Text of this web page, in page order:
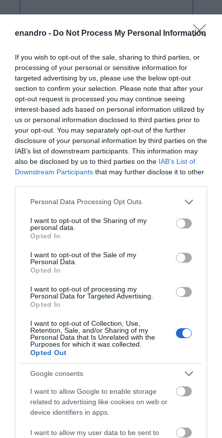
enandro - Do Not Process My Personal Information
If you wish to opt-out of the sale, sharing to third parties, or
processing of your personal or sensitive information for
targeted advertising by us, please use the below opt-out
section to confirm your selection. Please note that after your
opt-out request is processed you may continue seeing
interest-based ads based on personal information utilized by
us or personal information disclosed to third parties prior to
your opt-out. You may separately opt-out of the further
disclosure of your personal information by third parties on the
IAB’s list of downstream participants. This information may
also be disclosed by us to third parties on the IAB’s List of
Downstream Participants that may further disclose it to other
Please note that this website/app uses one or more Google
not limited to your visit or usage behaviour. You may click to
grant or deny consent to Google and its third-party tags to
use your data for below specified purposes in below Google
consent section.
Personal Data Processing Opt Outs
I want to opt-out of the Sharing of my
personal data.
Opted In
I want to opt-out of the Sale of my
Personal Data.
Opted In
I want to opt-out of processing my
Personal Data for Targeted Advertising.
Opted In
I want to opt-out of Collection, Use,
Retention, Sale, and/or Sharing of my
Personal Data that Is Unrelated with the
Purposes for which it was collected.
Opted Out
Google consents
I want to allow Google to enable storage
related to advertising like cookies on web or
device identifiers in apps.
I want to allow my user data to be sent to
Προτεινόμενα άρθρα